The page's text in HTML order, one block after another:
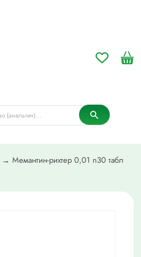
→ Мемантин-рихтер 0,01 n30 табл